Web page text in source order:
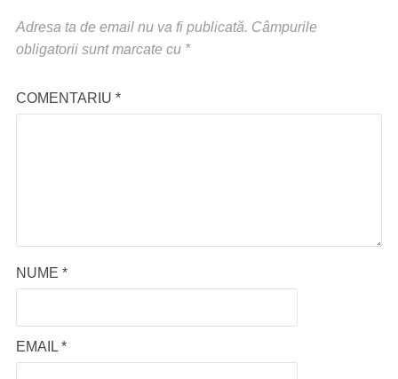
Adresa ta de email nu va fi publicată. Câmpurile
obligatorii sunt marcate cu *
COMENTARIU *
NUME *
EMAIL *